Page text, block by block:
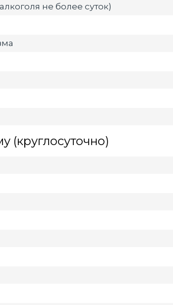
не более суток)
(круглосуточно)